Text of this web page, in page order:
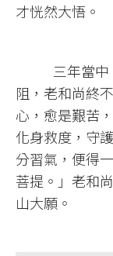
才恍然大悟。
三年當中，
阻，老和尚終
心，愈是艱苦
化身救度，守
分習氣，便得
菩提。」老和
山大願。